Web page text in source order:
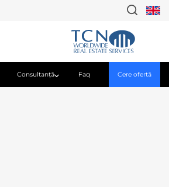
Consultanţă Faq Cere ofertă